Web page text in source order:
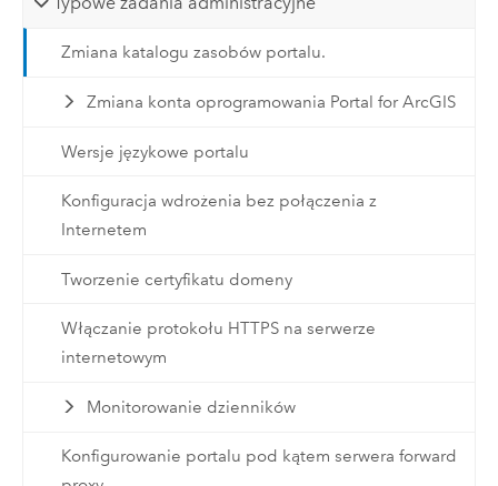
Zmiana katalogu zasobów portalu.
Zmiana konta oprogramowania Portal for ArcGIS
Wersje językowe portalu
Konfiguracja wdrożenia bez połączenia z
Internetem
Tworzenie certyfikatu domeny
Włączanie protokołu HTTPS na serwerze
internetowym
Monitorowanie dzienników
Konfigurowanie portalu pod kątem serwera forward